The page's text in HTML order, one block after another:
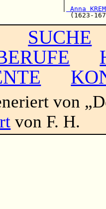
Anna
SUCHE
von
von F. H.